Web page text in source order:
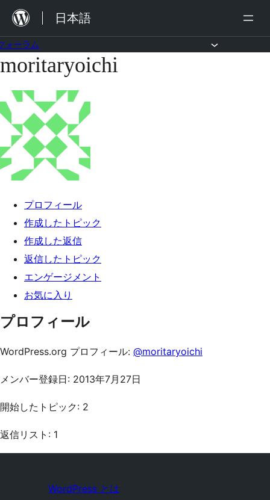
を
ス
ッ
プ
日本語
ォーラム
コ
ン
へ
ス
moritaryoichi
プロフィール
作成したトピック
作成した返信
返信したトピック
エンゲージメント
お気に入り
プロフィール
WordPress.org プロフィール: @moritaryoichi
メンバー登録日: 2013年7月27日
開始したトピック: 2
返信リスト: 1
WordPress とは